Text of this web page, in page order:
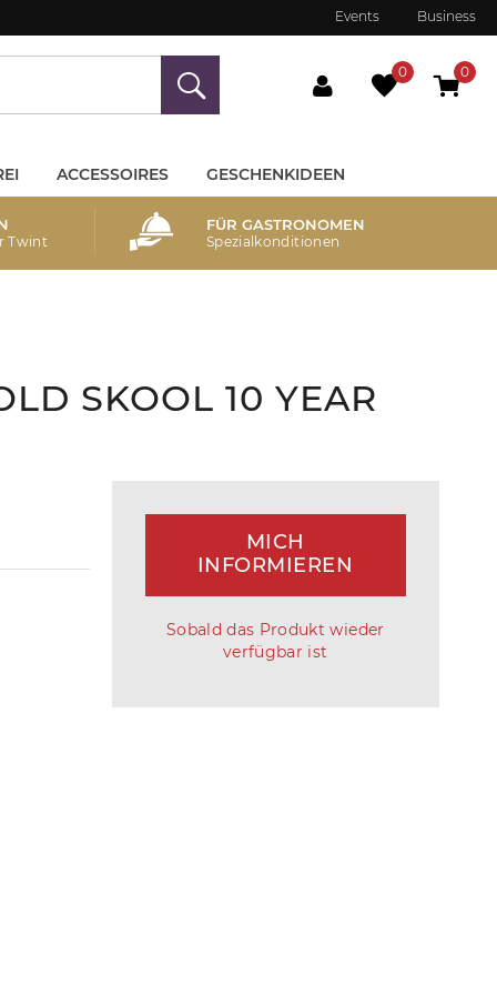
Events Business
ACCESSOIRES GESCHENKIDEEN
0 0
Twint
FÜR GASTRONOMEN
Spezialkonditionen
SKOOL 10 YEAR
MICH
INFORMIEREN
Sobald das Produkt wieder
verfügbar ist